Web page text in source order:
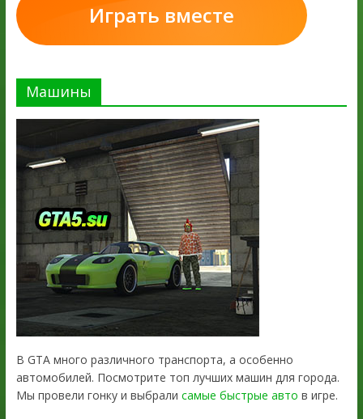
Играть вместе
Машины
В GTA много различного транспорта, а особенно
автомобилей. Посмотрите топ лучших машин для города.
Мы провели гонку и выбрали самые быстрые авто в игре.